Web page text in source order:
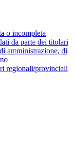
o incompleta
da parte dei titolari
amministrazione, di
regionali/provinciali